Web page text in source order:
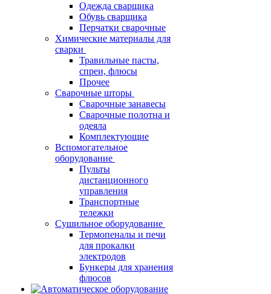
Одежда сварщика
Обувь сварщика
Перчатки сварочные
Химические материалы для
сварки
Травильные пасты,
спреи, флюсы
Прочее
Сварочные шторы
Сварочные занавесы
Сварочные полотна и
одеяла
Комплектующие
Вспомогательное
оборудование
Пульты
дистанционного
управления
Транспортные
тележки
Сушильное оборудование
Термопеналы и печи
для прокалки
электродов
Бункеры для хранения
флюсов